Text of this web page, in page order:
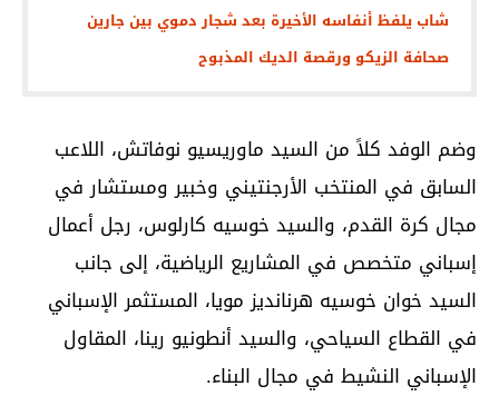
شاب يلفظ أنفاسه الأخيرة بعد شجار دموي بين جارين
صحافة الزيكو ورقصة الديك المذبوح
وضم الوفد كلاً من السيد ماوريسيو نوفاتش، اللاعب
السابق في المنتخب الأرجنتيني وخبير ومستشار في
مجال كرة القدم، والسيد خوسيه كارلوس، رجل أعمال
إسباني متخصص في المشاريع الرياضية، إلى جانب
السيد خوان خوسيه هرنانديز مويا، المستثمر الإسباني
في القطاع السياحي، والسيد أنطونيو رينا، المقاول
الإسباني النشيط في مجال البناء.